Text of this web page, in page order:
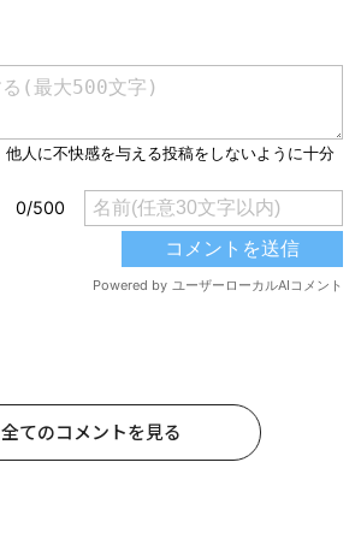
全てのコメントを見る